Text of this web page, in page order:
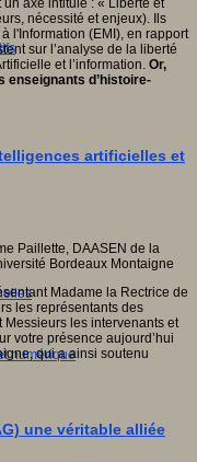
numérique
axe intitulé : « Liberté et
nécessité et enjeux). Ils
l'Information (EMI), en rapport
sur l’analyse de la liberté
et l’information. Or,
enseignants d’histoire-
artificielles et
Madame la Rectrice de
les représentants des
Messieurs les intervenants et
votre présence aujourd’hui
qui a ainsi soutenu
une véritable alliée